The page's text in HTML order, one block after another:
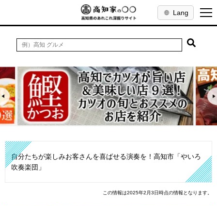
Lang
自分たちが楽しみお客さんを喜ばせる演奏を！高知市「やいろ
吹奏楽団」
この情報は2025年2月3日時点の情報となります。